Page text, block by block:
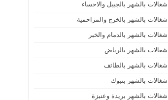
شغالات بالشهر بالجبيل والاحساء
شغالات بالشهر بالخرج والمزاحمية
شغالات بالشهر بالدمام والخبر
شغالات بالشهر بالرياض
شغالات بالشهر بالطائف
شغالات بالشهر بتبوك
شغالات بالشهر بريدة وعنيزة